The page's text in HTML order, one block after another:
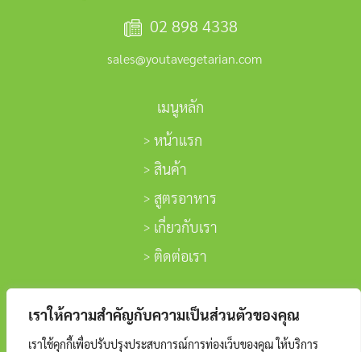
เราให้ความสำคัญกับความเป็นส่วนตัวของคุณ
เราใช้คุกกี้เพื่อปรับปรุงประสบการณ์การท่องเว็บของคุณ ให้บริการ
02 898 4338
sales@youtavegetarian.com
เมนูหลัก
หน้าแรก
สินค้า
สูตรอาหาร
เกี่ยวกับเรา
ติดต่อเรา
ติดตามเรา